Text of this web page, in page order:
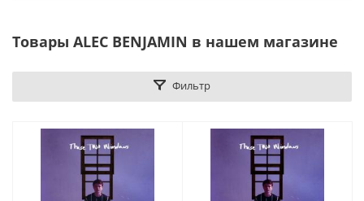
Товары ALEC BENJAMIN в нашем магазине
Фильтр